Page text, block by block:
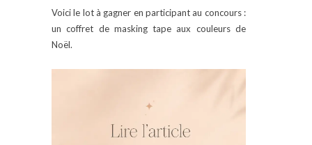
Voici le lot à gagner en participant au concours :
un coffret de masking tape aux couleurs de
Noël.